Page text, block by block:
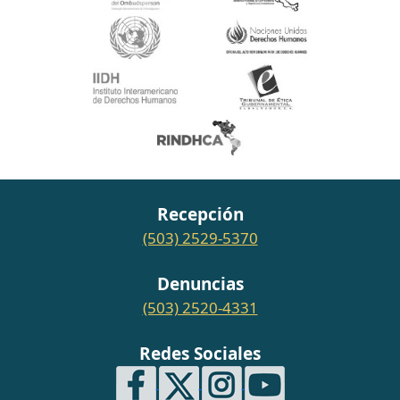
Recepción
(503) 2529-5370
Denuncias
(503) 2520-4331
Redes Sociales